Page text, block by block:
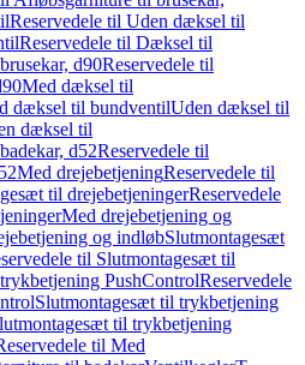
Reservedele til Uden dæksel til
Reservedele til Dæksel til
d90Reservedele til
Med dæksel til
dæksel til bundventilUden dæksel til
dæksel til
d52Reservedele til
Med drejebetjeningReservedele til
til drejebetjeningerReservedele
Med drejebetjening og
og indløbSlutmontagesæt
til Slutmontagesæt til
PushControlReservedele
Slutmontagesæt til trykbetjening
til trykbetjening
til Med